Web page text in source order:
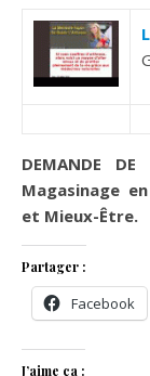
DEMANDE
Magasinage
et Mieux-Être.
Partager :
Facebook
J’aime ça :